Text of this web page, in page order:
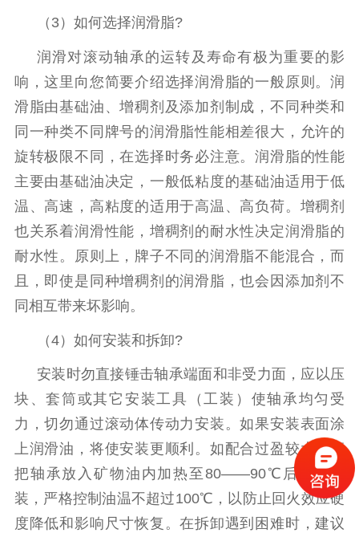
（3）如何选择润滑脂?
润滑对滚动轴承的运转及寿命有极为重要的影
响，这里向您简要介绍选择润滑脂的一般原则。润
滑脂由基础油、增稠剂及添加剂制成，不同种类和
同一种类不同牌号的润滑脂性能相差很大，允许的
旋转极限不同，在选择时务必注意。润滑脂的性能
主要由基础油决定，一般低粘度的基础油适用于低
温、高速，高粘度的适用于高温、高负荷。增稠剂
也关系着润滑性能，增稠剂的耐水性决定润滑脂的
耐水性。原则上，牌子不同的润滑脂不能混合，而
且，即使是同种增稠剂的润滑脂，也会因添加剂不
同相互带来坏影响。
（4）如何安装和拆卸?
安装时勿直接锤击轴承端面和非受力面，应以压
块、套筒或其它安装工具（工装）使轴承均匀受
力，切勿通过滚动体传动力安装。如果安装表面涂
上润滑油，将使安装更顺利。如配合过盈较大，应
把轴承放入矿物油内加热至80——90℃后尽快安
装，严格控制油温不超过100℃，以防止回火效应硬
度降低和影响尺寸恢复。在拆卸遇到困难时，建议